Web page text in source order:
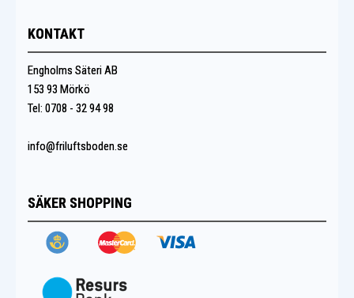
KONTAKT
Engholms Säteri AB
153 93 Mörkö
Tel: 0708 - 32 94 98
info@friluftsboden.se
SÄKER SHOPPING